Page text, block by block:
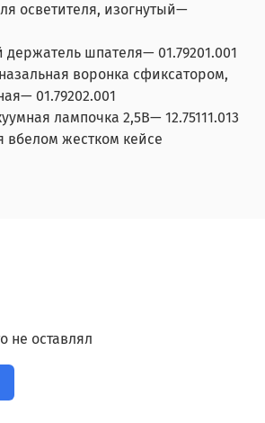
осветителя, изогнутый—
шпателя— 01.79201.001
воронка сфиксатором,
01.79202.001
лампочка 2,5В— 12.75111.013
вбелом жестком кейсе
не оставлял